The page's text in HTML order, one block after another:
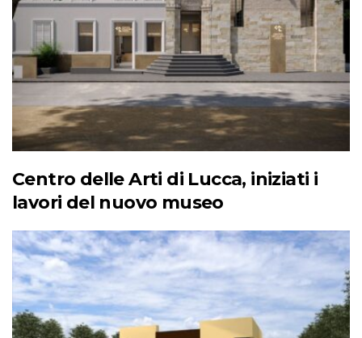
Centro delle Arti di Lucca, iniziati i
lavori del nuovo museo